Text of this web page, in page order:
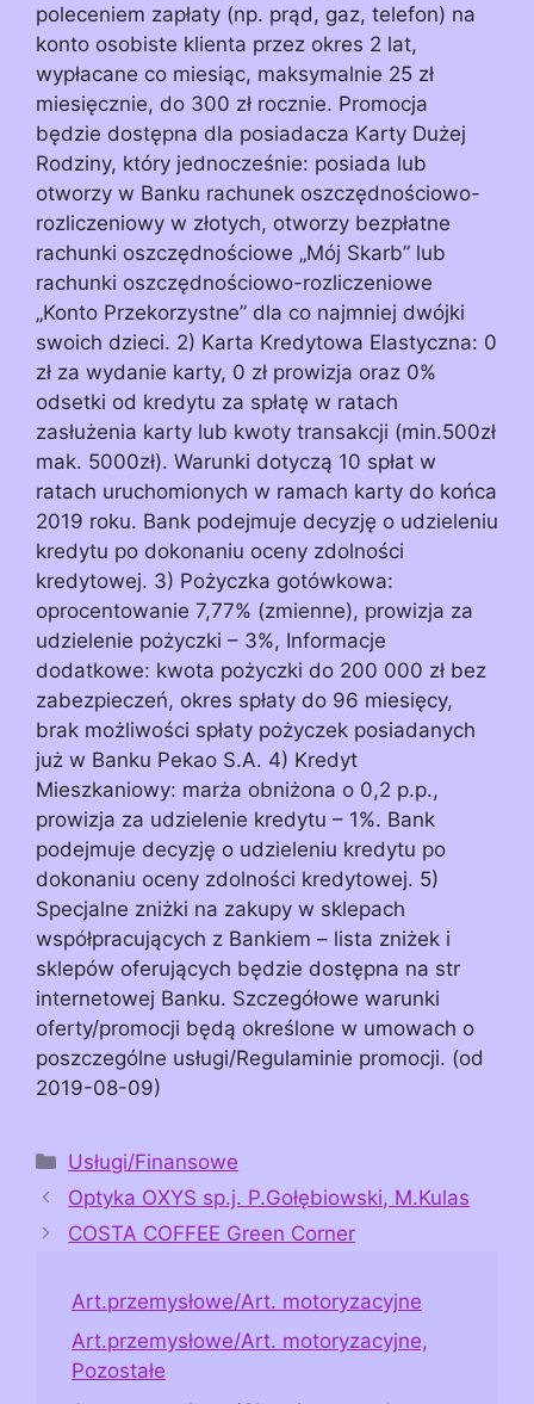
poleceniem zapłaty (np. prąd, gaz, telefon) na
konto osobiste klienta przez okres 2 lat,
wypłacane co miesiąc, maksymalnie 25 zł
miesięcznie, do 300 zł rocznie. Promocja
będzie dostępna dla posiadacza Karty Dużej
Rodziny, który jednocześnie: posiada lub
otworzy w Banku rachunek oszczędnościowo-
rozliczeniowy w złotych, otworzy bezpłatne
rachunki oszczędnościowe „Mój Skarb” lub
rachunki oszczędnościowo-rozliczeniowe
„Konto Przekorzystne” dla co najmniej dwójki
swoich dzieci. 2) Karta Kredytowa Elastyczna: 0
zł za wydanie karty, 0 zł prowizja oraz 0%
odsetki od kredytu za spłatę w ratach
zasłużenia karty lub kwoty transakcji (min.500zł
mak. 5000zł). Warunki dotyczą 10 spłat w
ratach uruchomionych w ramach karty do końca
2019 roku. Bank podejmuje decyzję o udzieleniu
kredytu po dokonaniu oceny zdolności
kredytowej. 3) Pożyczka gotówkowa:
oprocentowanie 7,77% (zmienne), prowizja za
udzielenie pożyczki – 3%, Informacje
dodatkowe: kwota pożyczki do 200 000 zł bez
zabezpieczeń, okres spłaty do 96 miesięcy,
brak możliwości spłaty pożyczek posiadanych
już w Banku Pekao S.A. 4) Kredyt
Mieszkaniowy: marża obniżona o 0,2 p.p.,
prowizja za udzielenie kredytu – 1%. Bank
podejmuje decyzję o udzieleniu kredytu po
dokonaniu oceny zdolności kredytowej. 5)
Specjalne zniżki na zakupy w sklepach
współpracujących z Bankiem – lista zniżek i
sklepów oferujących będzie dostępna na str
internetowej Banku. Szczegółowe warunki
oferty/promocji będą określone w umowach o
poszczególne usługi/Regulaminie promocji. (od
2019-08-09)
Kategorie
Usługi/Finansowe
Optyka OXYS sp.j. P.Gołębiowski, M.Kulas
COSTA COFFEE Green Corner
Art.przemysłowe/Art. motoryzacyjne
Art.przemysłowe/Art. motoryzacyjne,
Pozostałe